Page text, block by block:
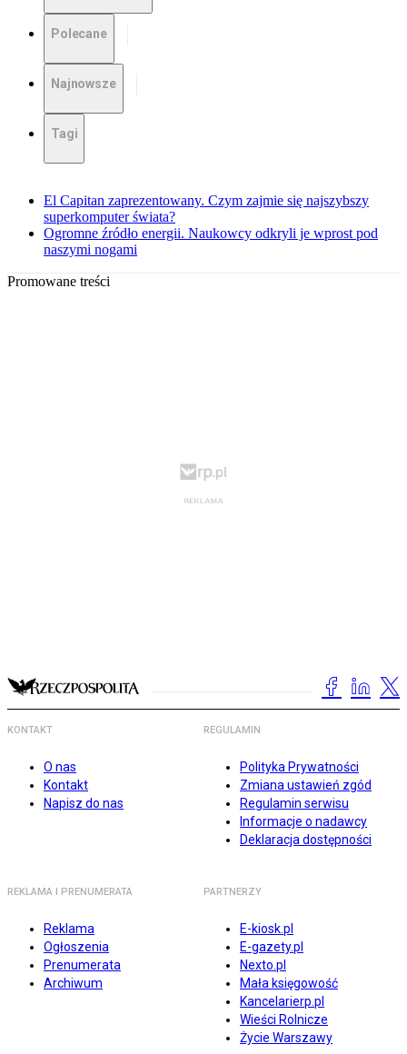
Polecane
Najnowsze
Tagi
El Capitan zaprezentowany. Czym zajmie się najszybszy
superkomputer świata?
Ogromne źródło energii. Naukowcy odkryli je wprost pod
naszymi nogami
Promowane treści
KONTAKT
O nas
Kontakt
Napisz do nas
REGULAMIN
Polityka Prywatności
Zmiana ustawień zgód
Regulamin serwisu
Informacje o nadawcy
Deklaracja dostępności
REKLAMA I PRENUMERATA
Reklama
Ogłoszenia
Prenumerata
Archiwum
PARTNERZY
E-kiosk.pl
E-gazety.pl
Nexto.pl
Mała księgowość
Kancelarierp.pl
Wieści Rolnicze
Życie Warszawy